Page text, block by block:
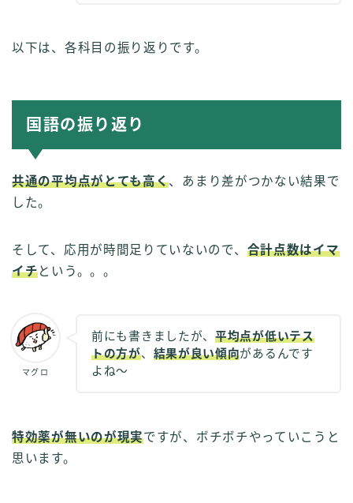
以下は、各科目の振り返りです。
国語の振り返り
共通の平均点がとても高く、あまり差がつかない結果で
した。
そして、応用が時間足りていないので、 合計点数はイマ
イチという。。。
マグロ
前にも書きましたが、 平均点が低いテス
トの方が、 結果が良い傾向があるんです
よね〜
特効薬が無いのが現実ですが、ボチボチやっていこうと
思います。